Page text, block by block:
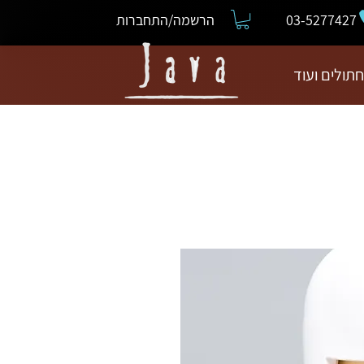
03-5277427 הרשמה/התחברות
חתולים ועוד